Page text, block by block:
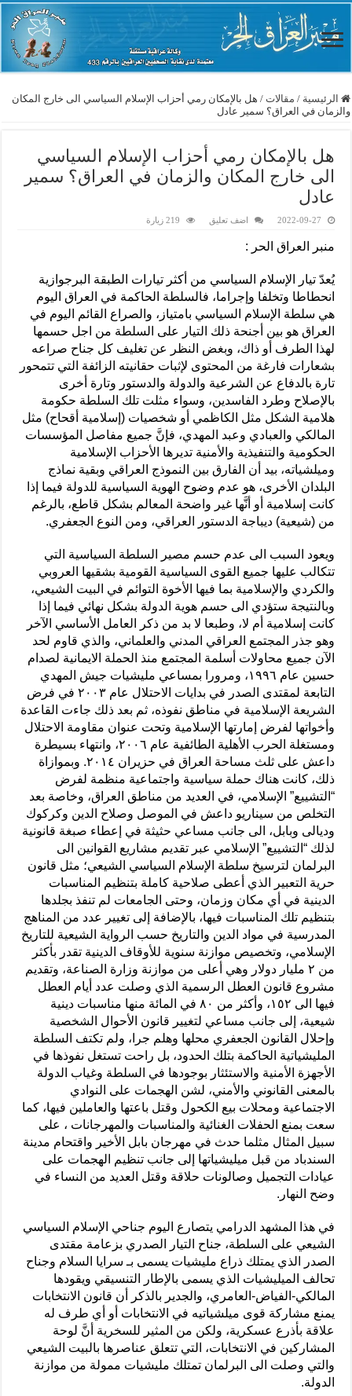
الرئيسية / مقالات / هل بالإمكان رمي أحزاب الإسلام السياسي الى خارج المكان
والزمان في العراق؟ سمير عادل
هل بالإمكان رمي أحزاب الإسلام السياسي
الى خارج المكان والزمان في العراق؟ سمير
عادل
2022-09-27 اضف تعليق 219 زيارة
منبر العراق الحر :
يُعدّ تيار الإسلام السياسي من أكثر تيارات الطبقة البرجوازية
انحطاطا وتخلفا وإجراما، فالسلطة الحاكمة في العراق اليوم
هي سلطة الإسلام السياسي بامتياز، والصراع القائم اليوم في
العراق هو بين أجنحة ذلك التيار على السلطة من اجل حسمها
لهذا الطرف أو ذاك، وبغض النظر عن تغليف كل جناح صراعه
بشعارات فارغة من المحتوى لإثبات حقانيته الزائفة التي تتمحور
تارة بالدفاع عن الشرعية والدولة والدستور وتارة أخرى
بالإصلاح وطرد الفاسدين، وسواء مثلت تلك السلطة حكومة
هلامية الشكل مثل الكاظمي أو شخصيات (إسلامية أقحاح) مثل
المالكي والعبادي وعبد المهدي، فإنَّ جميع مفاصل المؤسسات
الحكومية والتنفيذية والأمنية تديرها الأحزاب الإسلامية
وميلشياته، بيد أن الفارق بين النموذج العراقي وبقية نماذج
البلدان الأخرى، هو عدم وضوح الهوية السياسية للدولة فيما إذا
كانت إسلامية أو أنَّها غير واضحة المعالم بشكل قاطع، بالرغم
من (شيعية) ديباجة الدستور العراقي، ومن النوع الجعفري.
ويعود السبب الى عدم حسم مصير السلطة السياسية التي
تتكالب عليها جميع القوى السياسية القومية بشقيها العروبي
والكردي والإسلامية بما فيها الأخوة التوائم في البيت الشيعي،
وبالنتيجة ستؤدي الى حسم هوية الدولة بشكل نهائي فيما إذا
كانت إسلامية أم لا، وطبعا لا بد من ذكر العامل الأساسي الآخر
وهو جذر المجتمع العراقي المدني والعلماني، والذي قاوم لحد
الآن جميع محاولات أسلمة المجتمع منذ الحملة الايمانية لصدام
حسين عام ١٩٩٦، ومرورا بمساعي مليشيات جيش المهدي
التابعة لمقتدى الصدر في بدايات الاحتلال عام ٢٠٠٣ في فرض
الشريعة الإسلامية في مناطق نفوذه، ثم بعد ذلك جاءت القاعدة
وأخواتها لفرض إمارتها الإسلامية وتحت عنوان مقاومة الاحتلال
ومستغلة الحرب الأهلية الطائفية عام ٢٠٠٦، وانتهاء بسيطرة
داعش على ثلث مساحة العراق في حزيران ٢٠١٤. وبموازاة
ذلك، كانت هناك حملة سياسية واجتماعية منظمة لفرض
“التشييع” الإسلامي، في العديد من مناطق العراق، وخاصة بعد
التخلص من سيناريو داعش في الموصل وصلاح الدين وكركوك
وديالى وبابل، الى جانب مساعي حثيثة في إعطاء صبغة قانونية
لذلك “التشييع” الإسلامي عبر تقديم مشاريع القوانين الى
البرلمان لترسيخ سلطة الإسلام السياسي الشيعي؛ مثل قانون
حرية التعبير الذي أعطى صلاحية كاملة بتنظيم المناسبات
الدينية في أي مكان وزمان، وحتى الجامعات لم تنفذ بجلدها
بتنظيم تلك المناسبات فيها، بالإضافة إلى تغيير عدد من المناهج
المدرسية في مواد الدين والتاريخ حسب الرواية الشيعية للتاريخ
الإسلامي، وتخصيص موازنة سنوية للأوقاف الدينية تقدر بأكثر
من ٢ مليار دولار وهي أعلى من موازنة وزارة الصناعة، وتقديم
مشروع قانون العطل الرسمية الذي وصلت عدد أيام العطل
فيها الى ١٥٢، وأكثر من ٨٠ في المائة منها مناسبات دينية
شيعية، إلى جانب مساعي لتغيير قانون الأحوال الشخصية
وإحلال القانون الجعفري محلها وهلم جرا، ولم تكتف السلطة
المليشياتية الحاكمة بتلك الحدود، بل راحت تستغل نفوذها في
الأجهزة الأمنية والاستئثار بوجودها في السلطة وغياب الدولة
بالمعنى القانوني والأمني، لشن الهجمات على النوادي
الاجتماعية ومحلات بيع الكحول وقتل باعتها والعاملين فيها، كما
سعت بمنع الحفلات الغنائية والمناسبات والمهرجانات ، على
سبيل المثال مثلما حدث في مهرجان بابل الأخير واقتحام مدينة
السندباد من قبل ميليشياتها إلى جانب تنظيم الهجمات على
عيادات التجميل وصالونات حلاقة وقتل العديد من النساء في
وضح النهار.
في هذا المشهد الدرامي يتصارع اليوم جناحي الإسلام السياسي
الشيعي على السلطة، جناح التيار الصدري بزعامة مقتدى
الصدر الذي يمتلك ذراع مليشيات يسمى بـ سرايا السلام وجناح
تحالف الميليشيات الذي يسمى بالإطار التنسيقي ويقودها
المالكي-الفياض-العامري، والجدير بالذكر أن قانون الانتخابات
يمنع مشاركة قوى ميلشياتيه في الانتخابات أو أي طرف له
علاقة بأذرع عسكرية، ولكن من المثير للسخرية أنَّ لوحة
المشاركين في الانتخابات، التي تتعلق عناصرها بالبيت الشيعي
والتي وصلت الى البرلمان تمتلك مليشيات ممولة من موازنة
الدولة.